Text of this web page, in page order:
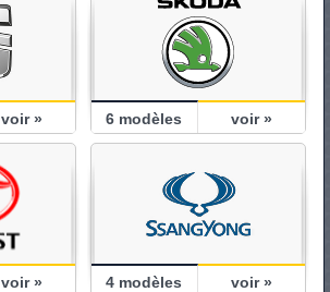
voir » 6 modèles voir »
voir » 4 modèles voir »